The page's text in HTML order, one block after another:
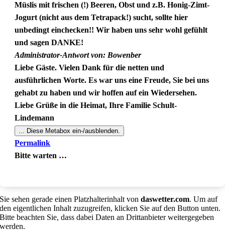
Müslis mit frischen (!) Beeren, Obst und z.B. Honig-Zimt-
Jogurt (nicht aus dem Tetrapack!) sucht, sollte hier
unbedingt einchecken!! Wir haben uns sehr wohl gefühlt
und sagen DANKE!
Administrator-Antwort von: Bowenber
Liebe Gäste. Vielen Dank für die netten und
ausführlichen Worte. Es war uns eine Freude, Sie bei uns
gehabt zu haben und wir hoffen auf ein Wiedersehen.
Liebe Grüße in die Heimat, Ihre Familie Schult-
Lindemann
... Diese Metabox ein-/ausblenden.
Permalink
Bitte warten …
Sie sehen gerade einen Platzhalterinhalt vondaswetter.com. Um auf
den eigentlichen Inhalt zuzugreifen, klicken Sie auf den Button unten.
Bitte beachten Sie, dass dabei Daten an Drittanbieter weitergegeben
werden.